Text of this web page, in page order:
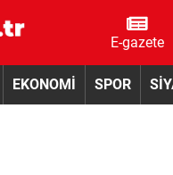
E-gazete
EKONOMİ SPOR